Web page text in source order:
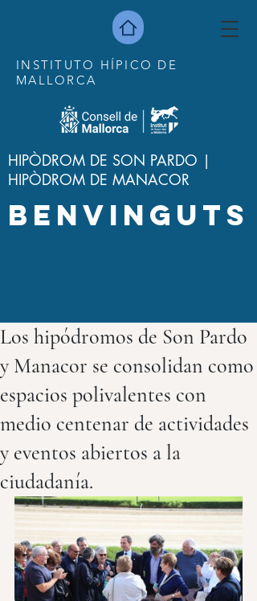
INSTITUTO HÍPICO DE
MALLORCA
HIPÒDROM DE SON PARDO |
HIPÒDROM DE MANACOR
BENVINGUTS
Los hipódromos de Son Pardo
y Manacor se consolidan como
espacios polivalentes con
medio centenar de actividades
y eventos abiertos a la
ciudadanía.